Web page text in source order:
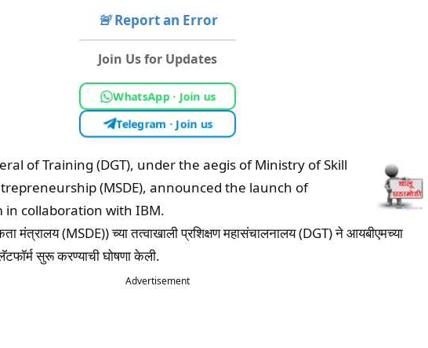
🚨Report an Error
Join Us for Updates
WhatsApp · Join us
Telegram · Join us
of Training (DGT), under the aegis of Ministry of Skill
(MSDE), announced the launch of
in collaboration with IBM.
मंत्रालय (MSDE)) च्या तत्वाखाली प्रशिक्षण महासंचालनालय (DGT) ने आयबीएमच्या
सुरू करण्याची घोषणा केली.
Advertisement